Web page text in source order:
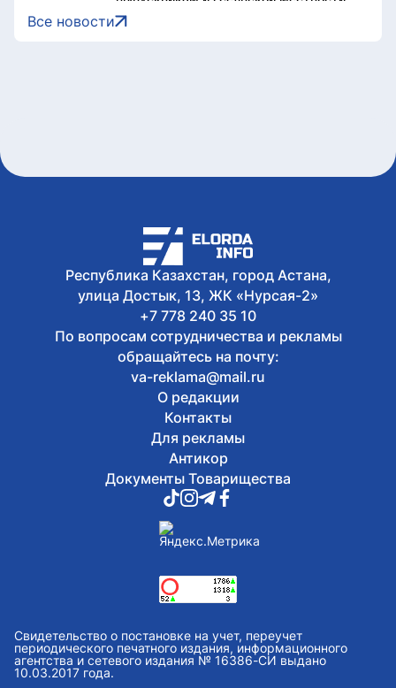
Сегодня, 12:36
«Строители – это люди, которые
Все выпускники школы «Зерде» в
Астане получили образовательные
гранты
Все новости
Республика Казахстан, город Астана,
улица Достык, 13, ЖК «Нурсая-2»
+7 778 240 35 10
По вопросам сотрудничества и рекламы
обращайтесь на почту:
va-reklama@mail.ru
О редакции
Контакты
Для рекламы
Антикор
Документы Товарищества
Свидетельство о постановке на учет, переучет
периодического печатного издания, информационного
агентства и сетевого издания № 16386-СИ выдано
10.03.2017 года.